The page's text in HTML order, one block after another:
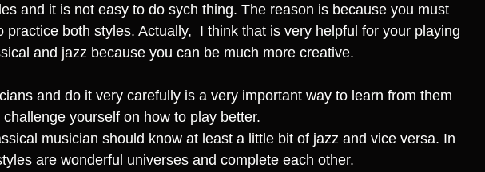
and it is not easy to do sych thing. The reason is because you must
practice both styles. Actually,  I think that is very helpful for your playing
and jazz because you can be much more creative.
and do it very carefully is a very important way to learn from them
yourself on how to play better.
musician should know at least a little bit of jazz and vice versa. In
are wonderful universes and complete each other.